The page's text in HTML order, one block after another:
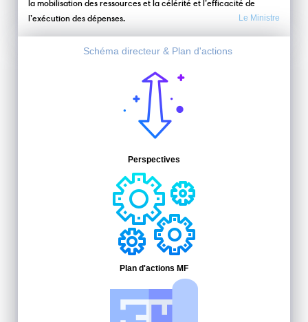
la mobilisation des ressources et la célérité et l’efficacité de
l’exécution des dépenses.
Le Ministre
Schéma directeur & Plan d'actions
Perspectives
Plan d'actions MF